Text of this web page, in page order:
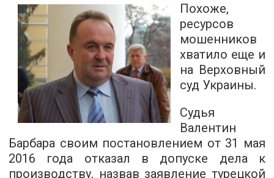
Похоже,
ресурсов
мошенников
хватило еще и
на Верховный
суд Украины.
Судья
Валентин
Барбара своим постановлением от 31 мая
2016 года отказал в допуске дела к
производству, назвав заявление турецкой